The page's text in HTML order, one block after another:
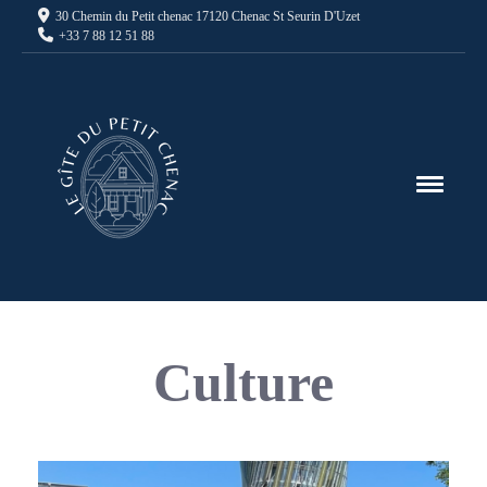
30 Chemin du Petit chenac 17120 Chenac St Seurin D'Uzet
+33 7 88 12 51 88
Culture